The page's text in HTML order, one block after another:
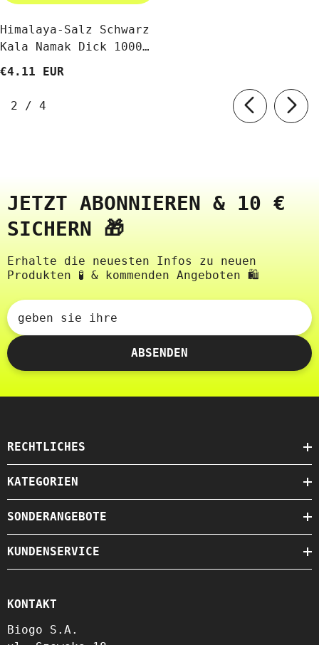
Himalaya-Salz Schwarz
Kala Namak Dick 1000
G STANLAB
€4.11 EUR
2 / von
4
JETZT ABONNIEREN & 10 €
SICHERN 🎁
Erhalte die neuesten Infos zu neuen
Produkten 🧪 & kommenden Angeboten 🛍️
geben sie ihre
ABSENDEN
RECHTLICHES
KATEGORIEN
SONDERANGEBOTE
KUNDENSERVICE
KONTAKT
Biogo S.A.